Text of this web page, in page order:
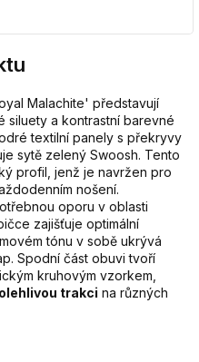
Malachite' představují
siluety a kontrastní barevné
textilní panely s překryvy
sytě zelený Swoosh. Tento
profil, jenž je navržen pro
nošení.
oporu v oblasti
zajišťuje optimální
tónu v sobě ukrývá
Spodní část obuvi tvoří
kruhovým vzorkem,
trakci na různých